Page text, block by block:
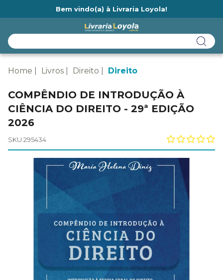
Bem vindo(a) à Livraria Loyola!
Home Livros Direito Direito
COMPÊNDIO DE INTRODUÇÃO À
CIÊNCIA DO DIREITO - 29ª EDIÇÃO
2026
SKU 295434